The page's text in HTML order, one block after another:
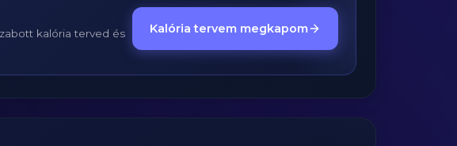
kalória terved és
Kalória tervem megkapom